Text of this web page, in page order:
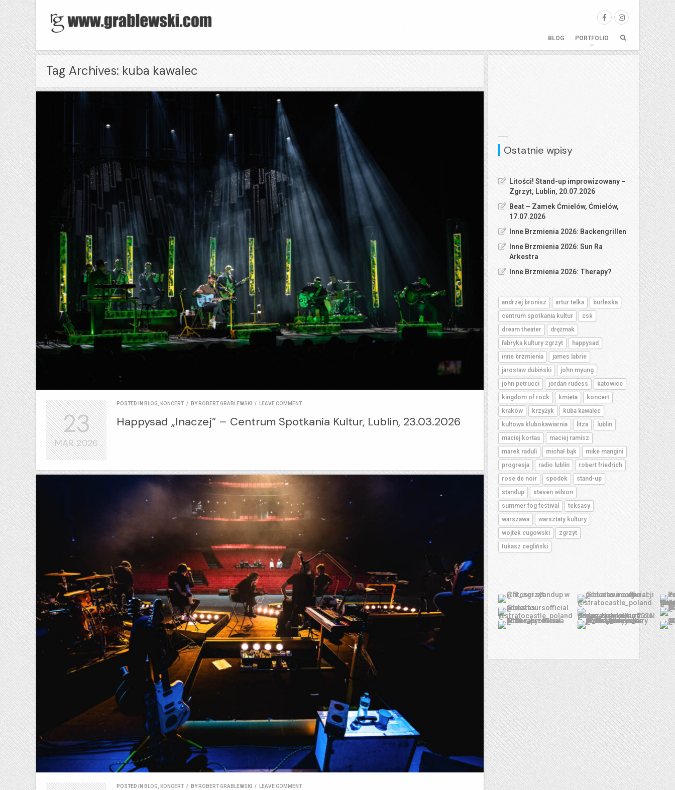
BLOG PORTFOLIO
Tag Archives: kuba kawalec
POSTED IN BLOG KONCERT / BY ROBERT GRABLEWSKI / LEAVE COMMENT
Happysad „Inaczej” – Centrum Spotkania Kultur, Lublin, 23.03.2026
23
MAR2026
POSTED IN BLOG, KONCERT / BY ROBERT GRABLEWSKI / LEAVE COMMENT
Ostatnie wpisy
Litości! Stand-up improwizowany –
Zgrzyt, Lublin, 20.07.2026
Beat – Zamek Ćmielów, Ćmielów,
17.07.2026
Inne Brzmienia 2026: Backengrillen
Inne Brzmienia 2026: Sun Ra
Arkestra
Inne Brzmienia 2026: Therapy?
andrzej bronisz artur telka
burleska
centrum spotkania kultur
csk
dream theater
drężmak
fabryka kultury zgrzyt
happysad
inne brzmienia
james labrie
jarosław dubiński
john myung
john petrucci
jordan rudess
katowice
kingdom of rock
kmieta
koncert
kraków
krzyżyk
kuba kawalec
kultowa klubokawiarnia
litza
lublin
maciej kortas
maciej ramisz
marek raduli
michał bąk
mike mangini
progresja
radio lublin
robert friedrich
rose de noir
spodek
stand-up
standup
steven wilson
summer fog festival
teksasy
warszawa
warsztaty kultury
wojtek cugowski
zgrzyt
łukasz cegliński